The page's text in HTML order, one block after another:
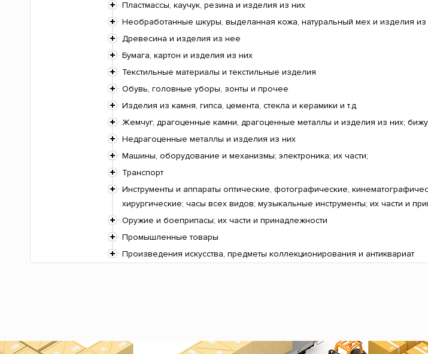
Пластмассы, каучук, резина и изделия из них
Необработанные шкуры, выделанная кожа, натуральный мех и изделия из
Древесина и изделия из нее
Бумага, картон и изделия из них
Текстильные материалы и текстильные изделия
Обувь, головные уборы, зонты и прочее
Изделия из камня, гипса, цемента, стекла и керамики и т.д.
Жемчуг, драгоценные камни, драгоценные металлы и изделия из них;
Недрагоценные металлы и изделия из них
Машины, оборудование и механизмы; электроника; их части;
Транспорт
Инструменты и аппараты оптические, фотографические,
хирургические; часы всех видов; музыкальные инструменты; их части и
Оружие и боеприпасы; их части и принадлежности
Промышленные товары
Произведения искусства, предметы коллекционирования и антиквариат